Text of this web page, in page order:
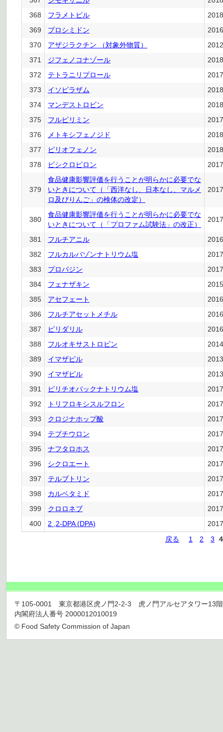
368
フラメトピル
369
プロシミドン
370
アザジラクチン （対象外物質）
371
ジフェノコナゾール
372
テトラニリプロール
373
イソピラザム
374
マンデストロビン
375
フルピリミン
376
メトキシフェノジド
377
ピリオフェノン
378
ビシクロピロン
379
食品健康影響評価を行うことが明らかに必要でな
いときについて（「西洋なし、日本なし、マルメ
ロ及びりんご」の検体の改定）
380
食品健康影響評価を行うことが明らかに必要でな
いときについて（「プロファム試験法」の改正）
381 フルチアニル
382
フルカルバゾンナトリウム塩
383
プロパジン
384
フェナザキン
385
アセフェート
386
フルチアセットメチル
387
ピリダリル
388
フルオキサストロビン
389
イマザピル
390
イマザピル
391
ピリチオバックナトリウム塩
392
トリフロキシスルフロン
393
クロジナホップ酸
394
テブチウロン
395
ナフタロホス
396
シクロエート
397
テルブトリン
398
カルベタミド
399
クロロネブ
400
2 ,2-DPA (DPA)
戻る 1 2 3 4
〒105-0001 東京都港区虎ノ門2-2-3 虎ノ門アルセアタワー13
内閣府法人番号 2000012010019
© Food Safety Commission of Japan